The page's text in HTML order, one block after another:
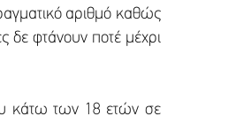
αριθμό καθώς
δε φτάνουν ποτέ μέχρι
κάτω των 18 ετών σε